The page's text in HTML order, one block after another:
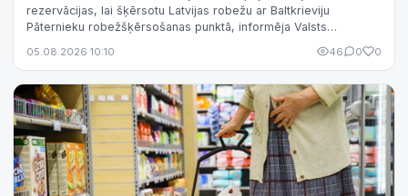
rezervācijas, lai šķērsotu Latvijas robežu ar Baltkrieviju
Pāternieku robežšķērsošanas punktā, informēja Valsts
05.08.2026 10:10 46 0 0